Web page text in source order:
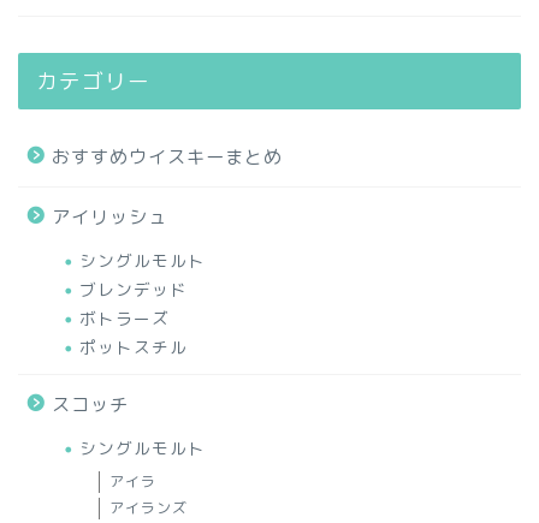
カテゴリー
おすすめウイスキーまとめ
アイリッシュ
シングルモルト
ブレンデッド
ボトラーズ
ポットスチル
スコッチ
シングルモルト
アイラ
アイランズ